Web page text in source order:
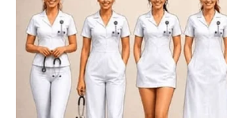
Aposentadoria: STF voltará a discutir
O valor não acompanha o piso da
nacional vigente. Essa diferença gera
significativamente a renda dos